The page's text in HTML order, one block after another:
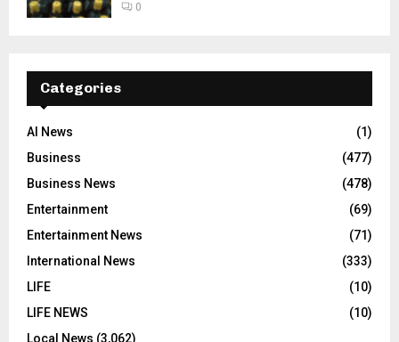
0
Categories
AI News
(1)
Business
(477)
Business News
(478)
Entertainment
(69)
Entertainment News
(71)
International News
(333)
LIFE
(10)
LIFE NEWS
(10)
Local News (3,062)